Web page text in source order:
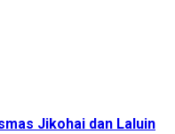
Jikohai dan Laluin